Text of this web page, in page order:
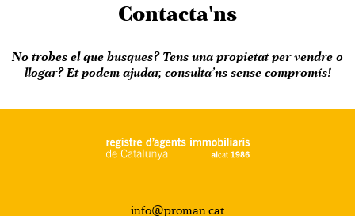
Contacta'ns
No trobes el que busques? Tens una propietat per vendre o
llogar? Et podem ajudar, consulta’ns sense compromís!
info@proman.cat